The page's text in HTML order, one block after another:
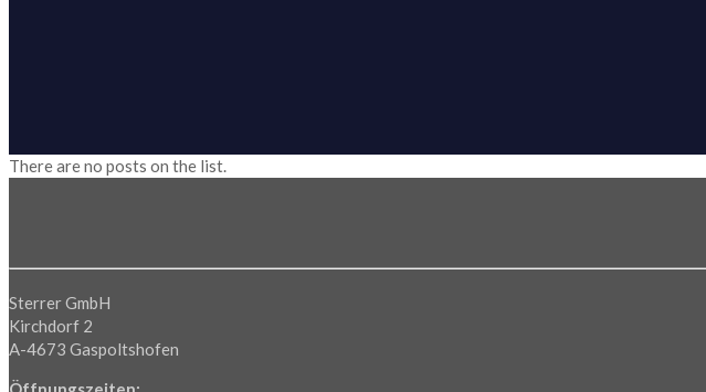
There are no posts on the list.
Sterrer GmbH
Kirchdorf 2
A-4673 Gaspoltshofen